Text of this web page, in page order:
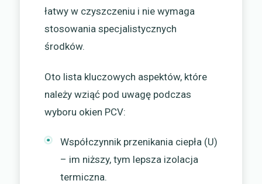
łatwy w czyszczeniu i nie wymaga
stosowania specjalistycznych
środków.
Oto lista kluczowych aspektów, które
należy wziąć pod uwagę podczas
wyboru okien PCV:
Współczynnik przenikania ciepła (U)
– im niższy, tym lepsza izolacja
termiczna.